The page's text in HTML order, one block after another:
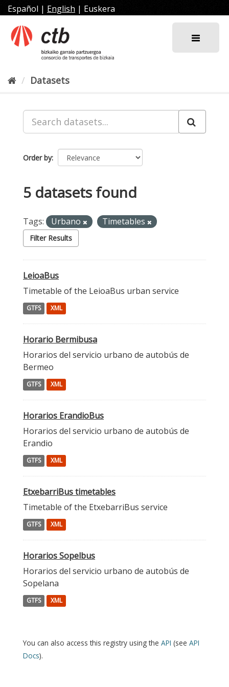
Skip
to
content
Español | English | Euskera
Datasets
Order by
5 datasets found
Tags: Urbano Timetables
Filter Results
LeioaBus
Timetable of the LeioaBus urban service
GTFS XML
Horario Bermibusa
Horarios del servicio urbano de autobús de
Bermeo
GTFS XML
Horarios ErandioBus
Horarios del servicio urbano de autobús de
Erandio
GTFS XML
EtxebarriBus timetables
Timetable of the EtxebarriBus service
GTFS XML
Horarios Sopelbus
Horarios del servicio urbano de autobús de
Sopelana
GTFS XML
You can also access this registry using the API (see API
Docs).